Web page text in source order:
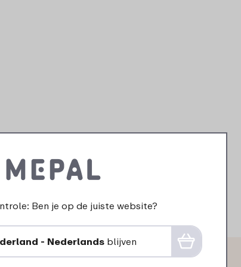
Ben je op de juiste website?
- Nederlands blijven